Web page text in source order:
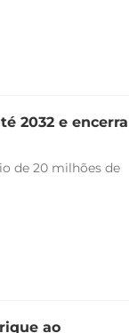
2032 e encerra
de 20 milhões de
ao